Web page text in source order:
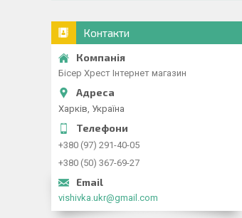
Контакти
Бісер Хрест Інтернет магазин
Харків, Україна
+380 (97) 291-40-05
+380 (50) 367-69-27
vishivka.ukr@gmail.com